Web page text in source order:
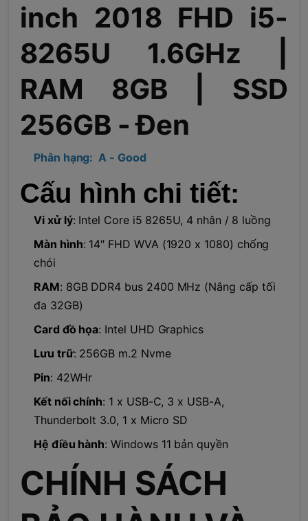
inch 2018 FHD i5-
8265U 1.6GHz |
RAM 8GB | SSD
256GB - Đen
Phân hạng: A - Good
Cấu hình chi tiết:
Vi xử lý: Intel Core i5 8265U, 4 nhân / 8 luồng
Màn hình: 14″ FHD WVA (1920 x 1080) chống
chói
RAM: 8GB DDR4 bus 2400 MHz (Nâng cấp tối
đa 32GB)
Card đồ họa: Intel UHD Graphics
Lưu trữ: 256GB m.2 Nvme
Pin: 42WHr
Kết nối chính: 1 x USB-C, 3 x USB-A,
Thunderbolt 3.0, 1 x Micro SD
Hệ điều hành: Windows 11 bản quyền
CHÍNH SÁCH